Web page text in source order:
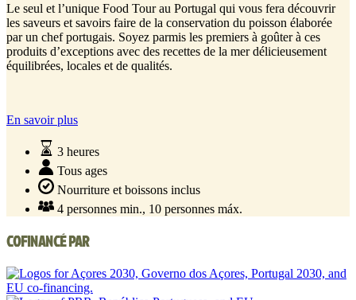
Le seul et l’unique Food Tour au Portugal qui vous fera découvrir
les saveurs et savoirs faire de la conservation du poisson élaborée
par un chef portugais. Soyez parmis les premiers à goûter à ces
produits d’exceptions avec des recettes de la mer délicieusement
équilibrées, locales et de qualités.
En savoir plus
3 heures
Tous ages
Nourriture et boissons inclus
4 personnes min., 10 personnes máx.
COFINANCÉ PAR